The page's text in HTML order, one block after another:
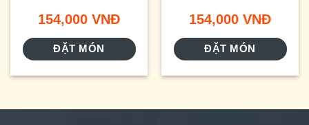
154,000 VNĐ
ĐẶT MÓN
154,000 VNĐ
ĐẶT MÓN